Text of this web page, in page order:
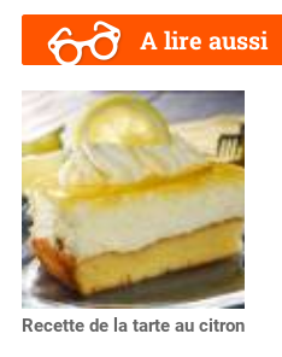
A lire aussi
Recette de la tarte au citron